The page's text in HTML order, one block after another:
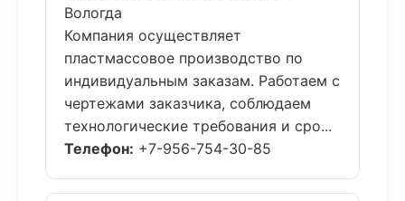
Вологда
Компания осуществляет
пластмассовое производство по
индивидуальным заказам. Работаем с
чертежами заказчика, соблюдаем
технологические требования и сро...
Телефон: +7-956-754-30-85